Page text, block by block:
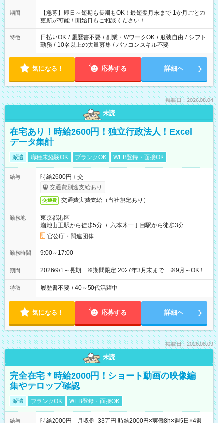
期間
【急募】即日～短期も長期もOK！最短翌月末まで 1か月ごとの
更新が可能！開始日もご相談ください！
特徴 日払いOK / 履歴書不要 / 副業・WワークOK / 服装自由 / シフト
勤務 / 10名以上の大量募集 / パソコンスキル不要
気になる！ 応募する 詳細へ
掲載日：2026.08.04
未読
在宅あり！時給2600円！独立行政法人！Excel
データ集計
派遣 職種未経験OK ブランクOK WEB登録・面接OK
給与
時給2600円＋交
交通費別途支給あり
交通費 交通費実費支給（当社規定あり）
勤務地
東京都港区
溜池山王駅から徒歩5分 / 六本木一丁目駅から徒歩3分
官公庁・関連団体
勤務時間 9:00～17:00
期間 2026/9/1～長期 ※期間限定:2027年3月末まで ※9月～OK！
特徴 履歴書不要 / 40～50代活躍中
気になる！ 応募する 詳細へ
掲載日：2026.08.09
未読
完全在宅＊時給2000円！ショート動画の映像編
集やテロップ確認
派遣 ブランクOK WEB登録・面接OK
給与 時給2000円 月収例 33万円 時給2000円×実働8h×週5日×4週